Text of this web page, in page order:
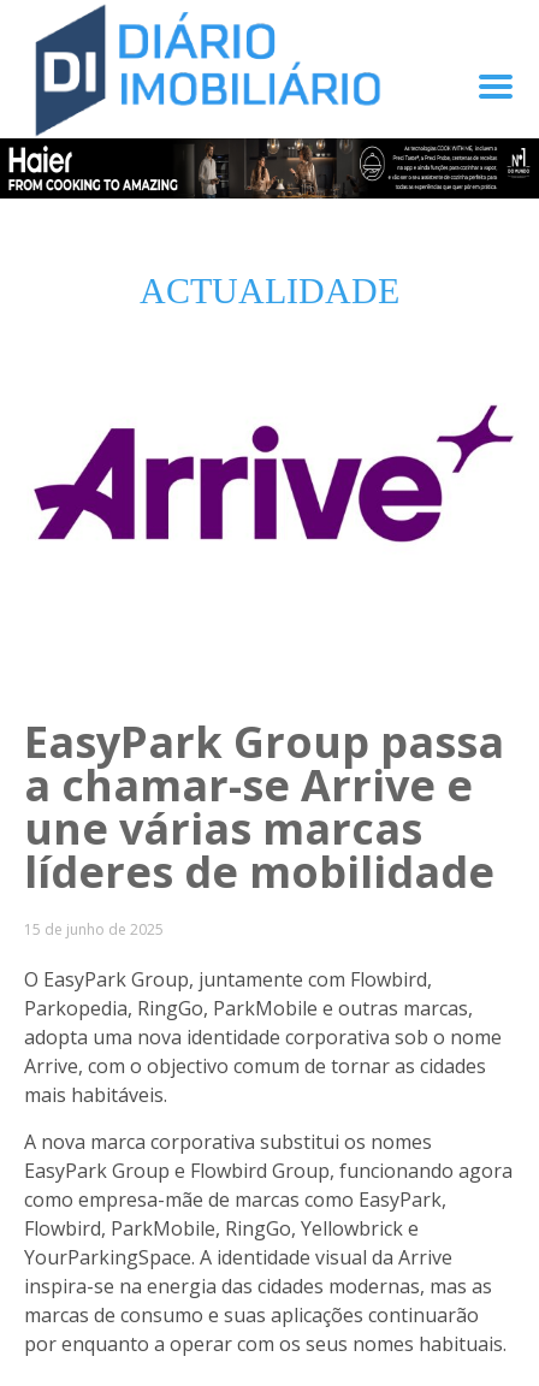
ACTUALIDADE
EasyPark Group passa
a chamar-se Arrive e
une várias marcas
líderes de mobilidade
15 de junho de 2025
O EasyPark Group, juntamente com Flowbird,
Parkopedia, RingGo, ParkMobile e outras marcas,
adopta uma nova identidade corporativa sob o nome
Arrive, com o objectivo comum de tornar as cidades
mais habitáveis.
A nova marca corporativa substitui os nomes
EasyPark Group e Flowbird Group, funcionando agora
como empresa-mãe de marcas como EasyPark,
Flowbird, ParkMobile, RingGo, Yellowbrick e
YourParkingSpace. A identidade visual da Arrive
inspira-se na energia das cidades modernas, mas as
marcas de consumo e suas aplicações continuarão
por enquanto a operar com os seus nomes habituais.